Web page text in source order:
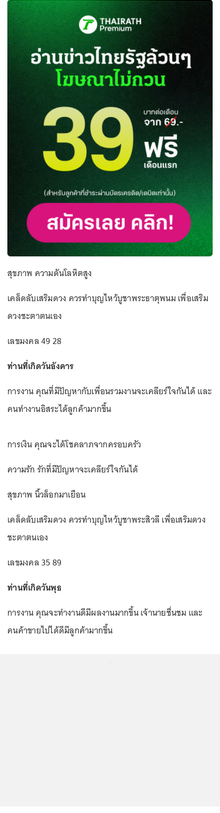
สุขภาพ ความดันโลหิตสูง
เคล็ดลับเสริมดวง ควรทำบุญไหว้บูชาพระธาตุพนม เพื่อเสริม
ดวงชะตาตนเอง
เลขมงคล 49 28
ท่านที่เกิดวันอังคาร
การงาน คุณที่มีปัญหากับเพื่อนรวมงานจะเคลียร์ใจกันได้ และ
คนทำงานอิสระได้ลูกค้ามากขึ้น
การเงิน คุณจะได้โชคลาภจากครอบครัว
ความรัก รักที่มีปัญหาจะเคลียร์ใจกันได้
สุขภาพ นิ้วล็อกมาเยือน
เคล็ดลับเสริมดวง ควรทำบุญไหว้บูชาพระสิวลี เพื่อเสริมดวง
ชะตาตนเอง
เลขมงคล 35 89
ท่านที่เกิดวันพุธ
การงาน คุณจะทำงานดีมีผลงานมากขึ้น เจ้านายชื่นชม และ
คนค้าขายไปได้ดีมีลูกค้ามากขึ้น